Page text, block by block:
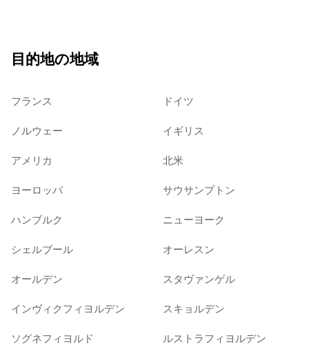
目的地の地域
フランス ドイツ
ノルウェー イギリス
アメリカ 北米
ヨーロッパ サウサンプトン
ハンブルク ニューヨーク
シェルブール オーレスン
オールデン スタヴァンゲル
インヴィクフィヨルデン スキョルデン
ソグネフィヨルド ルストラフィヨルデン